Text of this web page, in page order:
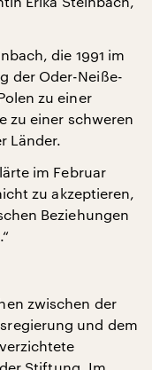
die 1991 im
der Oder-Neiße-
zu einer
zu einer schweren
Länder.
im Februar
zu akzeptieren,
Beziehungen
zwischen der
und dem